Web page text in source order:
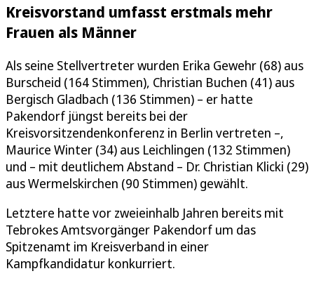
Kreisvorstand umfasst erstmals mehr
Frauen als Männer
Als seine Stellvertreter wurden Erika Gewehr (68) aus
Burscheid (164 Stimmen), Christian Buchen (41) aus
Bergisch Gladbach (136 Stimmen) – er hatte
Pakendorf jüngst bereits bei der
Kreisvorsitzendenkonferenz in Berlin vertreten –,
Maurice Winter (34) aus Leichlingen (132 Stimmen)
und – mit deutlichem Abstand – Dr. Christian Klicki (29)
aus Wermelskirchen (90 Stimmen) gewählt.
Letztere hatte vor zweieinhalb Jahren bereits mit
Tebrokes Amtsvorgänger Pakendorf um das
Spitzenamt im Kreisverband in einer
Kampfkandidatur konkurriert.